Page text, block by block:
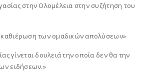
στην Ολομέλεια στην συζήτηση του
καθιέρωση των ομαδικών απολύσεων»
γίνεται δουλειά την οποία δεν θα την
ειδήσεων.»